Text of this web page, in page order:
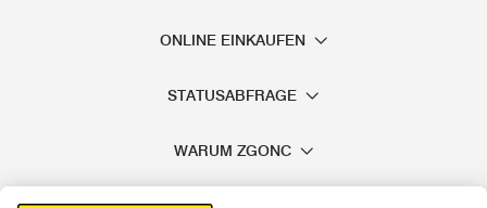
ONLINE EINKAUFEN
STATUSABFRAGE
WARUM ZGONC